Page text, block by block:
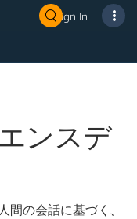
Sign In
ンスデ
間の会話に基づく、